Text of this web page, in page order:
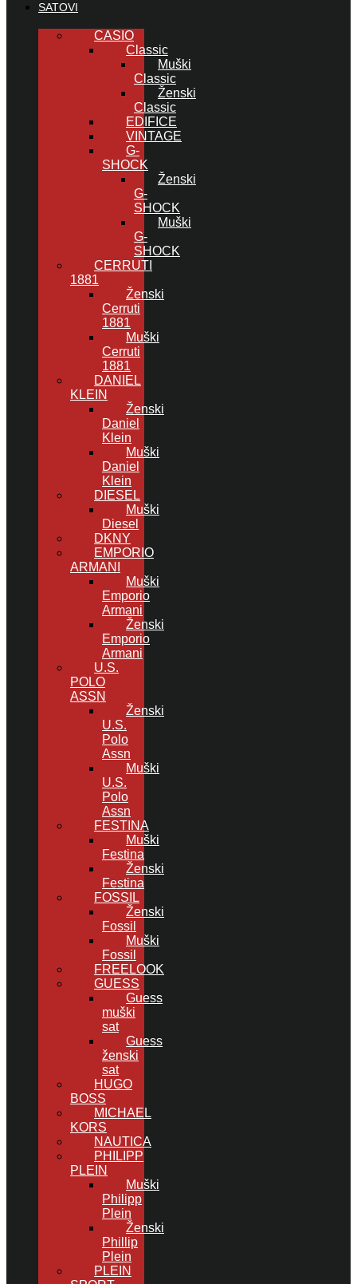
SATOVI
CASIO
Classic
Muški
Classic
Ženski
Classic
EDIFICE
VINTAGE
G-
SHOCK
Ženski
G-
SHOCK
Muški
G-
SHOCK
CERRUTI
1881
Ženski
Cerruti
1881
Muški
Cerruti
1881
DANIEL
KLEIN
Ženski
Daniel
Klein
Muški
Daniel
Klein
DIESEL
Muški
Diesel
DKNY
EMPORIO
ARMANI
Muški
Emporio
Armani
Ženski
Emporio
Armani
U.S.
POLO
ASSN
Ženski
U.S.
Polo
Assn
Muški
U.S.
Polo
Assn
FESTINA
Muški
Festina
Ženski
Festina
FOSSIL
Ženski
Fossil
Muški
Fossil
FREELOOK
GUESS
Guess
muški
sat
Guess
ženski
sat
HUGO
BOSS
MICHAEL
KORS
NAUTICA
PHILIPP
PLEIN
Muški
Philipp
Plein
Ženski
Phillip
Plein
PLEIN